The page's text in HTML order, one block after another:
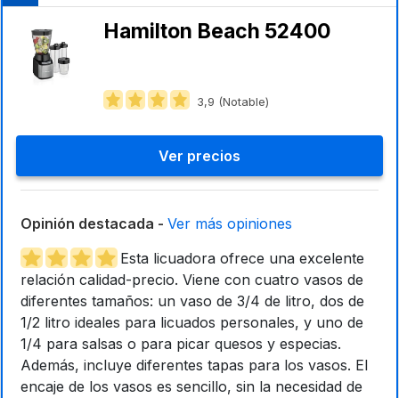
Hamilton Beach 52400
3,9 (Notable)
Ver precios
Opinión destacada - Ver más opiniones
Esta licuadora ofrece una excelente
relación calidad-precio. Viene con cuatro vasos de
diferentes tamaños: un vaso de 3/4 de litro, dos de
1/2 litro ideales para licuados personales, y uno de
1/4 para salsas o para picar quesos y especias.
Además, incluye diferentes tapas para los vasos. El
encaje de los vasos es sencillo, sin la necesidad de